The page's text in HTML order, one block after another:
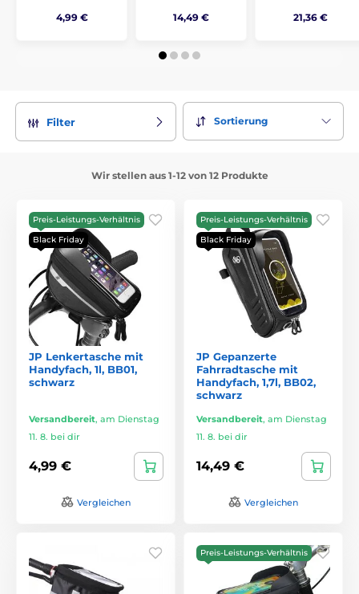
4,99 € 14,49 € 21,36 €
Filter Sortierung
Wir stellen aus 1-12 von 12 Produkte
Preis-Leistungs-Verhältnis
Black Friday
JP Lenkertasche mit
Handyfach, 1l, BB01,
schwarz
Versandbereit, am Dienstag
11. 8. bei dir
4,99 €
Vergleichen
Preis-Leistungs-Verhältnis
Black Friday
JP Gepanzerte
Fahrradtasche mit
Handyfach, 1,7l, BB02,
schwarz
Versandbereit, am Dienstag
11. 8. bei dir
14,49 €
Vergleichen
Preis-Leistungs-Verhältnis